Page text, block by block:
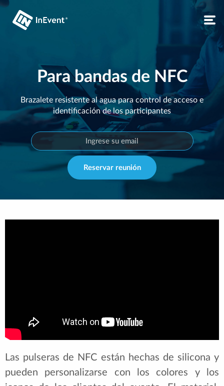
Para bandas de NFC
Brazalete resistente al agua para control de acceso e
identificación de los participantes
Reservar reunión
Las pulseras de NFC están hechas de silicona y
pueden personalizarse con los colores y los